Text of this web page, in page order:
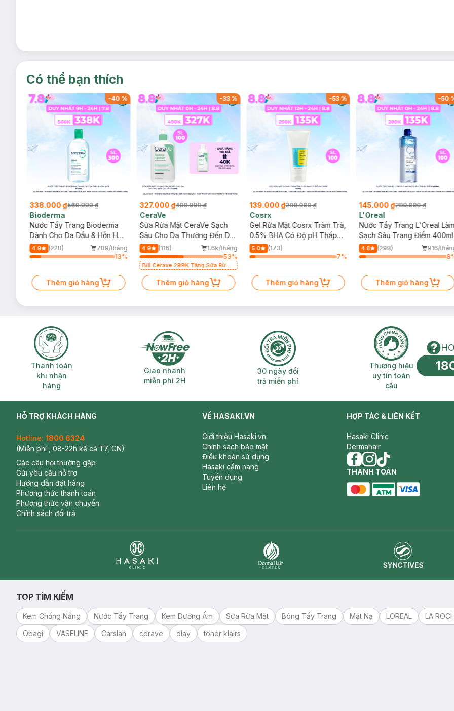
Có thể bạn thích
-40 %
338.000 ₫560.000 ₫
Bioderma
Nước Tẩy Trang Bioderma
Dành Cho Da Dầu & Hỗn Hợp
500ml
4.9 (228)
709/tháng
13%
Thêm giỏ hàng
-33%
327.000 ₫490.000 ₫
CeraVe
Sữa Rửa Mặt CeraVe Sạch
Sâu Cho Da Thường Đến Da
Dầu 473ml
4.9 (116)
1.6k/tháng
53%
Bill Cerave 299K Tặng Sữa Rửa
Thêm giỏ hàng
-53%
139.000 ₫298.000 ₫
Cosrx
Gel Rửa Mặt Cosrx Tràm Trà,
0.5% BHA Có Độ pH Thấp
150ml
5.0
(173)
7%
Thêm giỏ hàng
-50
145.000 ₫289.000 ₫
L'Oreal
Nước Tẩy Trang L'Oreal Làm
Sạch Sâu Trang Điểm 400ml
4.8 (298)
916/
8
Thêm giỏ hàng
Thanh toán khi nhận hàng
Thanh toán
khi nhận
hàng
Giao nhanh miễn phí 2H
Giao nhanh
miễn phí 2H
30 ngày đổi trả miễn phí
30 ngày đổi
trả miễn phí
Thương hiệu uy
Thương hiệu
uy tín toàn
cầu
HỖ TRỢ KHÁCH HÀNG
Hotline: 1800 6324
(Miễn phí , 08-22h kể cả T7, CN)
Các câu hỏi thường gặp
Gửi yêu cầu hỗ trợ
Hướng dẫn đặt hàng
Phương thức thanh toán
Phương thức vận chuyển
Chính sách đổi trả
VỀ HASAKI.VN
Giới thiệu Hasaki.vn
Chính sách bảo mật
Điều khoản sử dụng
Hasaki cẩm nang
Tuyển dụng
Liên hệ
HỢP TÁC & LIÊN KẾT
Hasaki Clinic
Dermahair
facebook
instagram
tiktok
THANH TOÁN
TOP TÌM KIẾM
Kem Chống Nắng Nước Tẩy Trang Kem Dưỡng Ẩm Sữa Rửa Mặt Bông Tẩy Trang Mặt Nạ LOREAL LA
Obagi
VASELINE Carslan cerave olay toner klairs